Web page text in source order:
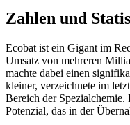
Zahlen und
Ecobat ist ein Gigant im
Umsatz von mehreren
machte dabei einen
kleiner, verzeichnete im
Bereich der Spezialchemie.
Potenzial, das in der